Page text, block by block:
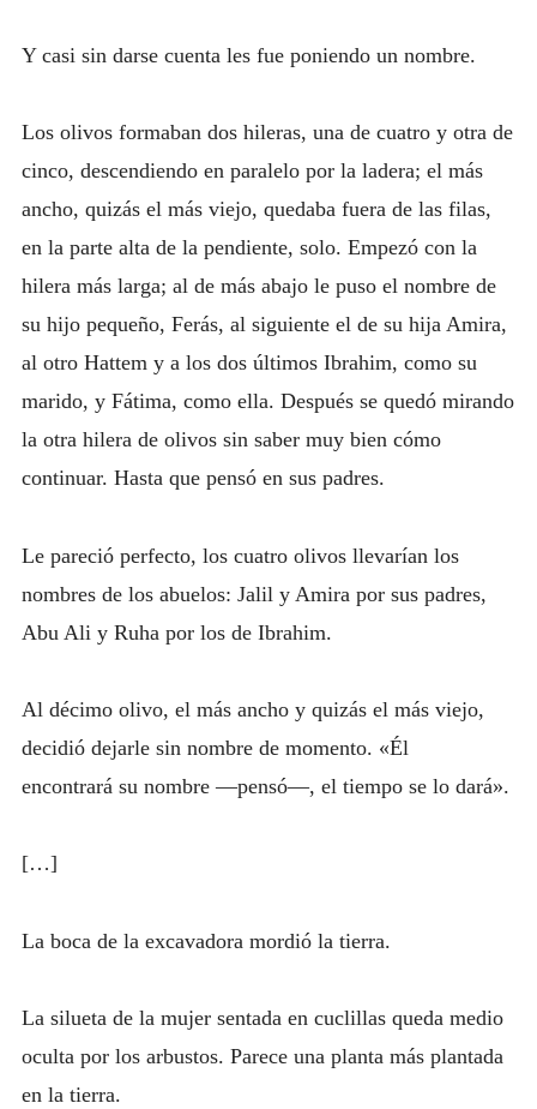
Y casi sin darse cuenta les fue poniendo un nombre.
Los olivos formaban dos hileras, una de cuatro y otra de
cinco, descendiendo en paralelo por la ladera; el más
ancho, quizás el más viejo, quedaba fuera de las filas,
en la parte alta de la pendiente, solo. Empezó con la
hilera más larga; al de más abajo le puso el nombre de
su hijo pequeño, Ferás, al siguiente el de su hija Amira,
al otro Hattem y a los dos últimos Ibrahim, como su
marido, y Fátima, como ella. Después se quedó mirando
la otra hilera de olivos sin saber muy bien cómo
continuar. Hasta que pensó en sus padres.
Le pareció perfecto, los cuatro olivos llevarían los
nombres de los abuelos: Jalil y Amira por sus padres,
Abu Ali y Ruha por los de Ibrahim.
Al décimo olivo, el más ancho y quizás el más viejo,
decidió dejarle sin nombre de momento. «Él
encontrará su nombre —pensó—, el tiempo se lo dará».
[…]
La boca de la excavadora mordió la tierra.
La silueta de la mujer sentada en cuclillas queda medio
oculta por los arbustos. Parece una planta más plantada
en la tierra.